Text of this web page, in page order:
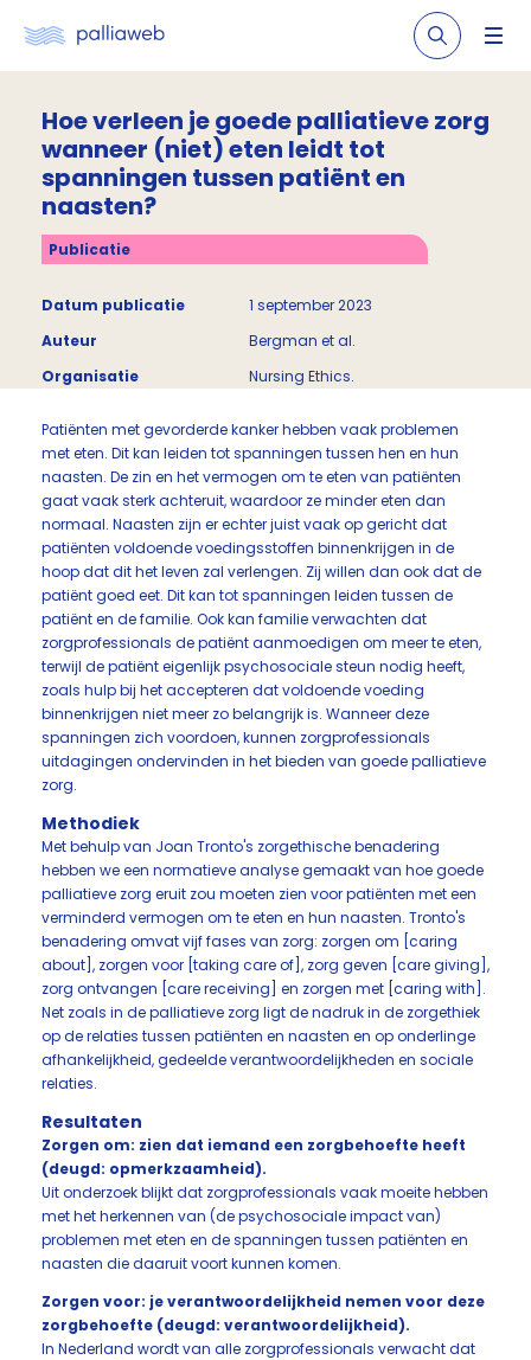
Hoe verleen je goede palliatieve zorg
wanneer (niet) eten leidt tot
spanningen tussen patiënt en
naasten?
Publicatie
Datum publicatie
1 september 2023
Auteur
Bergman et al.
Organisatie
Nursing Ethics.
Patiënten met gevorderde kanker hebben vaak problemen
met eten. Dit kan leiden tot spanningen tussen hen en hun
naasten. De zin en het vermogen om te eten van patiënten
gaat vaak sterk achteruit, waardoor ze minder eten dan
normaal. Naasten zijn er echter juist vaak op gericht dat
patiënten voldoende voedingsstoffen binnenkrijgen in de
hoop dat dit het leven zal verlengen. Zij willen dan ook dat de
patiënt goed eet. Dit kan tot spanningen leiden tussen de
patiënt en de familie. Ook kan familie verwachten dat
zorgprofessionals de patiënt aanmoedigen om meer te eten,
terwijl de patiënt eigenlijk psychosociale steun nodig heeft,
zoals hulp bij het accepteren dat voldoende voeding
binnenkrijgen niet meer zo belangrijk is. Wanneer deze
spanningen zich voordoen, kunnen zorgprofessionals
uitdagingen ondervinden in het bieden van goede palliatieve
zorg.
Methodiek
Met behulp van Joan Tronto's zorgethische benadering
hebben we een normatieve analyse gemaakt van hoe goede
palliatieve zorg eruit zou moeten zien voor patiënten met een
verminderd vermogen om te eten en hun naasten. Tronto's
benadering omvat vijf fases van zorg: zorgen om [caring
about], zorgen voor [taking care of], zorg geven [care giving],
zorg ontvangen [care receiving] en zorgen met [caring with].
Net zoals in de palliatieve zorg ligt de nadruk in de zorgethiek
op de relaties tussen patiënten en naasten en op onderlinge
afhankelijkheid, gedeelde verantwoordelijkheden en sociale
relaties.
Resultaten
Zorgen om: zien dat iemand een zorgbehoefte heeft
(deugd: opmerkzaamheid).
Uit onderzoek blijkt dat zorgprofessionals vaak moeite hebben
met het herkennen van (de psychosociale impact van)
problemen met eten en de spanningen tussen patiënten en
naasten die daaruit voort kunnen komen.
Zorgen voor: je verantwoordelijkheid nemen voor deze
zorgbehoefte (deugd: verantwoordelijkheid).
In Nederland wordt van alle zorgprofessionals verwacht dat